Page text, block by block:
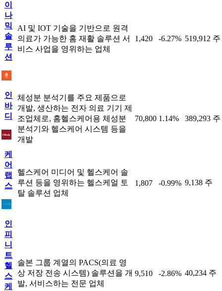
이
나
믹
솔
루
션
AI 및 IOT 기술을 기반으로 원격
의료가 가능한 홈 재활 솔루션 서
비스 사업을 영위하는 업체
1,420 -6.27% 519,912 주
인
바
디
체성분 분석기를 주요 제품으로
개발, 생산하는 전자 의료 기기 제
조업체로, 홈헬스케어용 체성분
분석기와 헬스케어 시스템 등을
개발
70,800 1.14% 389,293 주
케
어
랩
스
헬스케어 미디어 및 헬스케어 솔
루션 등을 영위하는 헬스케얼 토
탈 솔루션 업체
1,807 -0.99% 9,138 주
인
피
니
트
헬
스
케
솔본 그룹 계열의 PACS(의료 영
상 저장 전송 시스템) 솔루션을 개
발, 서비스하는 전문 업체
9,510 -2.86% 40,234 주